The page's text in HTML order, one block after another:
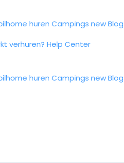
huren Campings newBlog
verhuren? Help Center
huren Campings newBlog